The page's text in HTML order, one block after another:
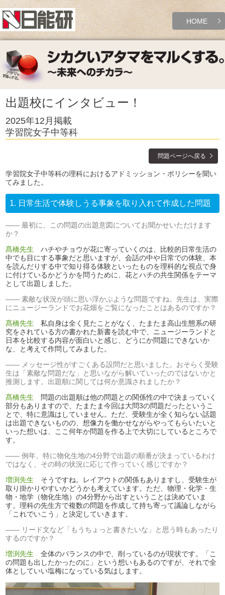
HOME
出題校にインタビュー！
2025年12月掲載
学習院女子中等科
問題ページへ戻る
学習院女子中等科の理科におけるアドミッション・ポリシーを聞い
てみました。
1. 日常生活で体験しうる事象を取り入れて作成した問題
最初に、この問題の出題意図についてお聞かせいただけます
か？
髙橋先生 ハチやチョウが花に寄っていくのは、比較的日常生活の
中でも目にする事象だと思いますが、会話の中や日常での体験、本
を読んだりする中で知り得る体験といったものを理科的な視点で身
に付けているかどうかを問うために、花とハチの共生関係をテーマ
として出題しました。
素敵な状況が頭に思い浮かぶような問題ですね。先生は、実際
にニュージーランドでお花畑をご覧になったことはあるのですか？
髙橋先生 私自身は全く見たことがなく、たまたま高山生態系の研
究をされている方の書かれた新書を読む中で、ニュージーランドと
日本を比較する内容が面白いと感じ、どうにか問題にできないか
な、と考えて作問してみました。
メッセージ性がすごくある設問だと思いました。おそらく受験
生は「素敵な問題だな」と思いながら解いていったのではないかと
推測します。出題順に関しては何か意識されましたか？
髙橋先生 問題の出題順は他の問題との関係性の中で決まっていく
部分もありますので、たまたま今回は大問3の問題だったというこ
とで、特に意識はしていません。ただ、受験生が全く知らない話題
は出題できないものの、想像力を働かせながらやってもらいたいと
いった想いは、ここ何年か問題を作る上で大切にしているところで
す。
例年、特に物化生地の4分野で出題の順番が決まっているわけ
ではなく、その時の状況に応じて作っていく感じですか？
増渕先生 そうですね。レイアウトの関係もありますし、受験生が
取り掛かりやすいかどうかも考えています。ただ、物理・化学・生
物・地学（物化生地）の4分野から出すということは決めていま
す。理科の先生方で複数の問題を作成して持ち寄って議論しながら
「これでいこう」と決定していきます。
リード文など「もうちょっと書きたいな」と思う時もあったり
するのですか？
増渕先生 全体のバランスの中で、削っているのが現状です。「こ
の問題も出したかったのに」という想いもあるのですが、それで全
体としていい塩梅になっている気はします。